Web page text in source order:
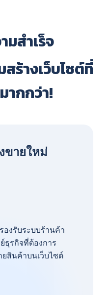
มสำเร็จ
ร้างเว็บไซต์ที่
ากกว่า!
ขายใหม่
องรับระบบร้านค้า
ธุรกิจที่ต้องการ
ยสินค้าบนเว็บไซต์